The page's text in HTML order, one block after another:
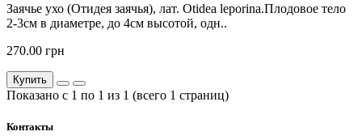
Заячье ухо (Отидея заячья), лат. Otidea leporina.Плодовое тело
2-3см в диаметре, до 4см высотой, одн..
270.00 грн
Купить
Показано с 1 по 1 из 1 (всего 1 страниц)
Контакты